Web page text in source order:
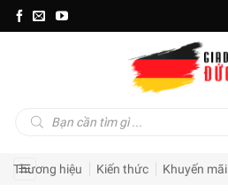
Skip
to
kiếm
Thương hiệu Kiến thức Khuyến mãi